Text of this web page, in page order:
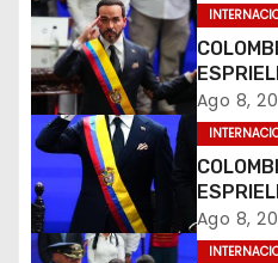
n
d
e
e
n
Ago 8,
Ago 8,